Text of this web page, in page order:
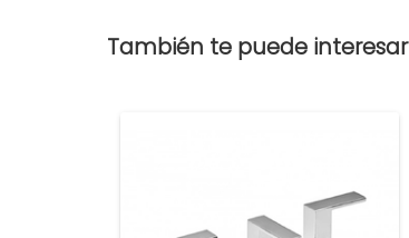
También te puede interesar